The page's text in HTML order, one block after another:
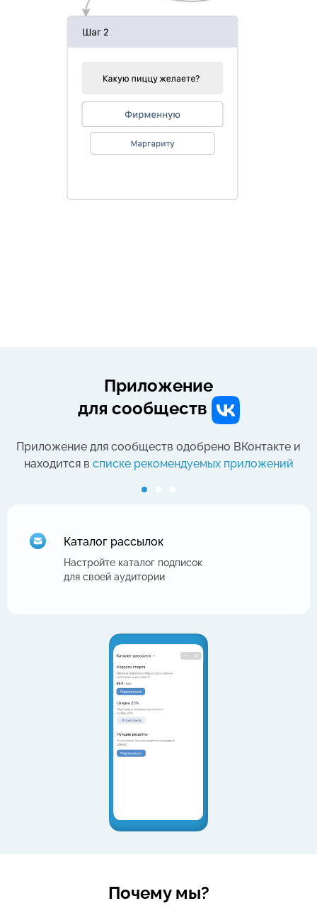
Приложение
для сообществ
Приложение для сообществ одобрено ВКонтакте и
находится в списке рекомендуемых приложений
Каталог рассылок
Настройте каталог подписок
для своей аудитории
Почему мы?